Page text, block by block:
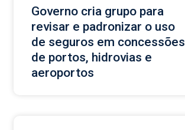
Governo cria grupo para
revisar e padronizar o uso
de seguros em concessões
de portos, hidrovias e
aeroportos